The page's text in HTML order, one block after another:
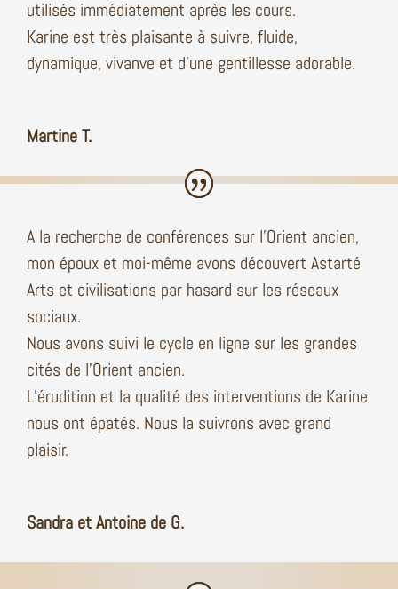
utilisés immédiatement après les cours.
Karine est très plaisante à suivre, fluide,
dynamique, vivanve et d’une gentillesse adorable.
Martine T.
A la recherche de conférences sur l’Orient ancien,
mon époux et moi-même avons découvert Astarté
Arts et civilisations par hasard sur les réseaux
sociaux.
Nous avons suivi le cycle en ligne sur les grandes
cités de l’Orient ancien.
L’érudition et la qualité des interventions de Karine
nous ont épatés. Nous la suivrons avec grand
plaisir.
Sandra et Antoine de G.